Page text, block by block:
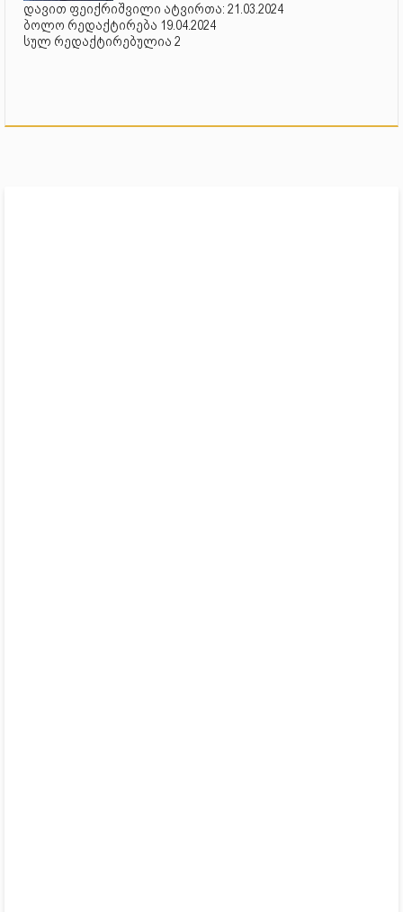
დავით ფეიქრიშვილი ატვირთა: 21.03.2024
ბოლო რედაქტირება 19.04.2024
სულ რედაქტირებულია 2